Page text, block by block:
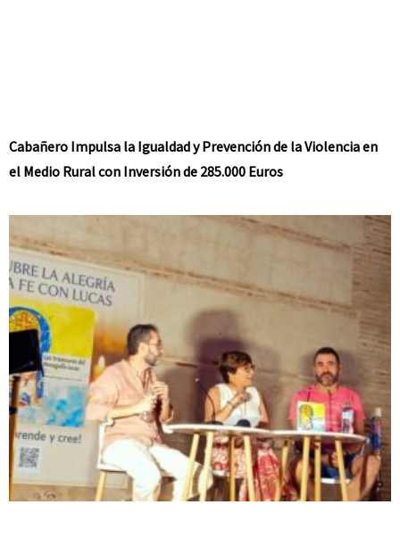
Cabañero Impulsa la Igualdad y Prevención de la Violencia en
el Medio Rural con Inversión de 285.000 Euros